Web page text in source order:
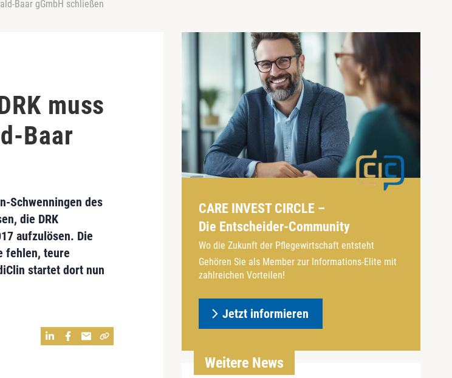
Baar gGmbH schließen
muss
Baar
Schwenningen des
die DRK
aufzulösen. Die
fehlen, teure
startet dort nun
CARE INVEST CIRCLE –
Die Entscheider-Community
Wo die Zukunft der Pflegewirtschaft entsteht
Gehören Sie als Member zur Informations-Elite mit
zahlreichen Vorteilen!
Jetzt informieren
Weitere News